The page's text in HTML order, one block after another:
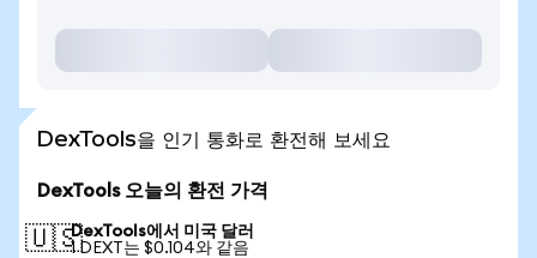
DexTools을 인기 통화로 환전해 보세요
DexTools 오늘의 환전 가격
🇺🇸DexTools에서 미국 달러
1 DEXT는 $0.104와 같음